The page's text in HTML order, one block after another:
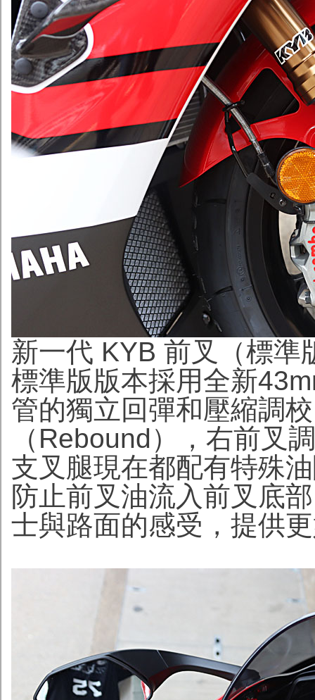
新一代 KYB 前叉（標準
標準版版本採用全新
管的獨立回彈和壓縮調
（Rebound），右前叉
支叉腿現在都配有特殊
防止前叉油流入前叉底
士與路面的感受，提供